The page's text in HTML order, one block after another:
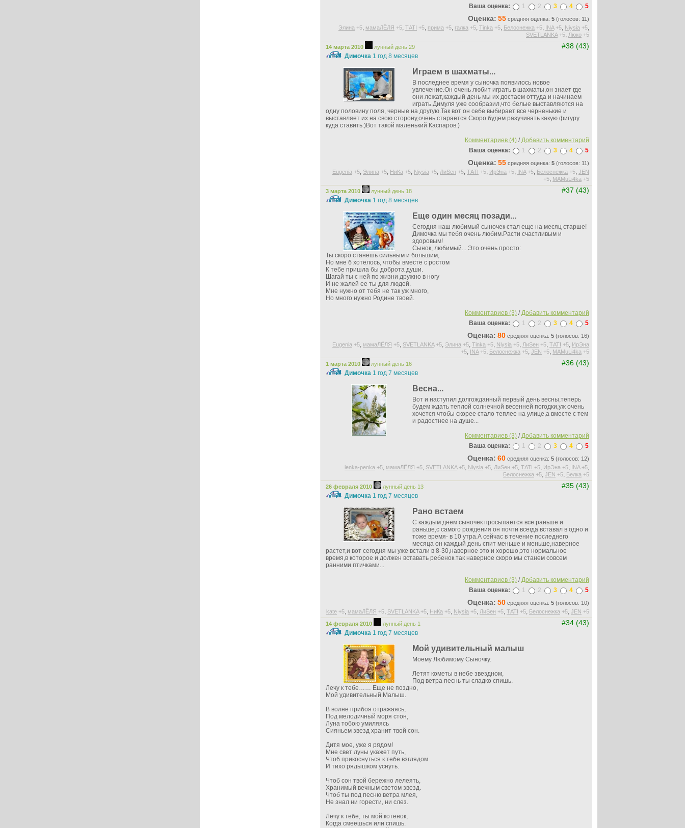
Ваша оценка:
1 2 3 4 5
Оценка: 55 средняя оценка: 5 (голосов: 11)
Элина +5, мамаЛЁЛЯ +5, ТАТI +5, прима +5, галка +5, Tinka +5, Белоснежка +5, INA +5, Niysia +5,
SVETLANKA +5, Люко +5
14 марта 2010
лунный день 29 #38 (43)
Димочка 1 год 8 месяцев
Играем в шахматы...
В последнее время у сыночка появилось новое
увлечение.Он очень любит играть в шахматы,он знает где
они лежат,каждый день мы их достаем оттуда и начинаем
играть.Димуля уже сообразил,что белые выставляются на
одну половину поля, черные на другую.Так вот он себе выбирает все черненькие и
выставляет их на свою сторону,очень старается.Скоро будем разучивать какую фигуру
куда ставить:)Вот такой маленький Каспаров:)
Комментариев (4) /Добавить комментарий
Ваша оценка:
1 2 3 4 5
Оценка: 55 средняя оценка: 5 (голосов: 11)
Eugenia +5, Элина +5, НиКа +5, Niysia +5, ЛиSен +5, ТАТI +5, ИрЭна +5, INA +5, Белоснежка +5, JEN
+5, MAMuLi4ka +5
3 марта 2010
лунный день 18 #37 (43)
Димочка 1 год 8 месяцев
Еще один месяц позади...
Сегодня наш любимый сыночек стал еще на месяц старше!
Димочка мы тебя очень любим.Расти счастливым и
здоровым!
Сынок, любимый... Это очень просто:
Ты скоро станешь сильным и большим,
Но мне б хотелось, чтобы вместе с ростом
К тебе пришла бы доброта души.
Шагай ты с ней по жизни дружно в ногу
И не жалей ее ты для людей.
Мне нужно от тебя не так уж много,
Но много нужно Родине твоей.
Комментариев (3) /Добавить комментарий
Ваша оценка:
1 2 3 4 5
Оценка: 80 средняя оценка: 5 (голосов: 16)
Eugenia +5, мамаЛЁЛЯ +5, SVETLANKA +5, Элина +5, Tinka +5, Niysia +5, ЛиSен +5, ТАТI +5, ИрЭна
+5, INA +5, Белоснежка +5, JEN +5, MAMuLi4ka +5
1 марта 2010
лунный день 16 #36 (43)
Димочка 1 год 7 месяцев
Весна...
Вот и наступил долгожданный первый день весны,теперь
будем ждать теплой солнечной весенней погодки,уж очень
хочется чтобы скорее стало теплее на улице,а вместе с тем
и радостнее на душе...
Комментариев (3) /Добавить комментарий
Ваша оценка:
1 2 3 4 5
Оценка: 60 средняя оценка: 5 (голосов: 12)
lenka-penka +5, мамаЛЁЛЯ +5, SVETLANKA +5, Niysia +5, ЛиSен +5, ТАТI +5, ИрЭна +5, INA +5,
Белоснежка +5, JEN +5, Белка +5
26 февраля 2010
лунный день 13 #35 (43)
Димочка 1 год 7 месяцев
Рано встаем
С каждым днем сыночек просыпается все раньше и
раньше,с самого рождения он почти всегда вставал в одно и
тоже время- в 10 утра.А сейчас в течение последнего
месяца он каждый день спит меньше и меньше,наверное
растет,и вот сегодня мы уже встали в 8-30,наверное это и хорошо,это нормальное
время,в которое и должен вставать ребенок.так наверное скоро мы станем совсем
ранними птичками...
Комментариев (3) /Добавить комментарий
Ваша оценка:
1 2 3 4 5
Оценка: 50 средняя оценка: 5 (голосов: 10)
kate +5, мамаЛЁЛЯ +5, SVETLANKA +5, НиКа +5, Niysia +5, ЛиSен +5, ТАТI +5, Белоснежка +5, JEN +5
14 февраля 2010
лунный день 1 #34 (43)
Димочка 1 год 7 месяцев
Мой удивительный малыш
Моему Любимому Сыночку.
Летят кометы в небе звездном,
Под ветра песнь ты сладко спишь.
Лечу к тебе…… Еще не поздно,
Мой удивительный Малыш.
В волне прибоя отражаясь,
Под мелодичный моря стон,
Луна тобою умиляясь
Сияньем звезд хранит твой сон.
Дитя мое, уже я рядом!
Мне свет луны укажет путь,
Чтоб прикоснуться к тебе взглядом
И тихо рядышком уснуть.
Чтоб сон твой бережно лелеять,
Хранимый вечным светом звезд.
Чтоб ты под песню ветра млея,
Не знал ни горести, ни слез.
Лечу к тебе, ты мой котенок,
Когда смеешься или спишь.